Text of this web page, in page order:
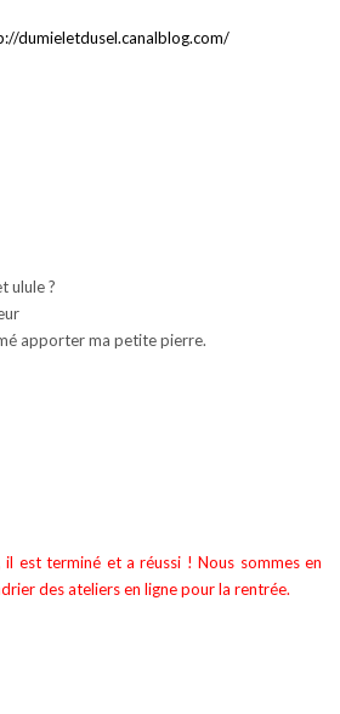
dumieletdusel.canalblog.com/
ulule ?
apporter ma petite pierre.
il est terminé et a réussi ! Nous sommes en
des ateliers en ligne pour la rentrée.